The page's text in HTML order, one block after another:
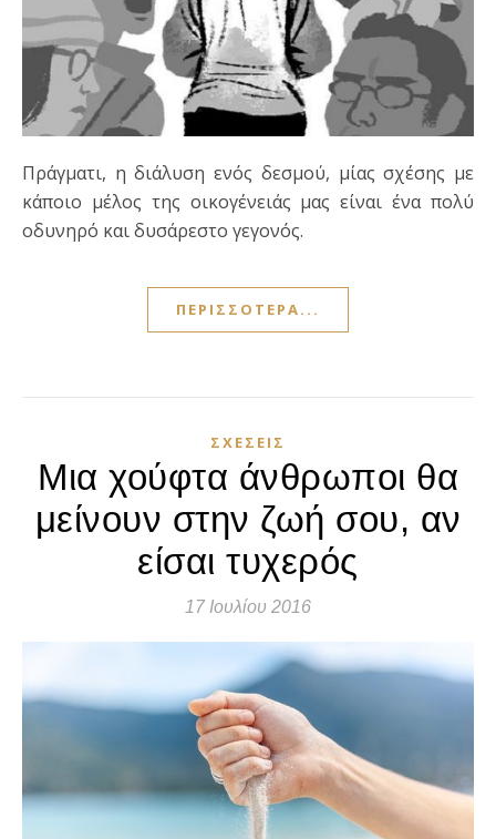
Πράγματι, η διάλυση ενός δεσμού, μίας σχέσης με
κάποιο μέλος της οικογένειάς μας είναι ένα πολύ
οδυνηρό και δυσάρεστο γεγονός.
ΠΕΡΙΣΣΌΤΕΡΑ...
ΣΧΈΣΕΙΣ
Μια χούφτα άνθρωποι θα
μείνουν στην ζωή σου, αν
είσαι τυχερός
17 Ιουλίου 2016